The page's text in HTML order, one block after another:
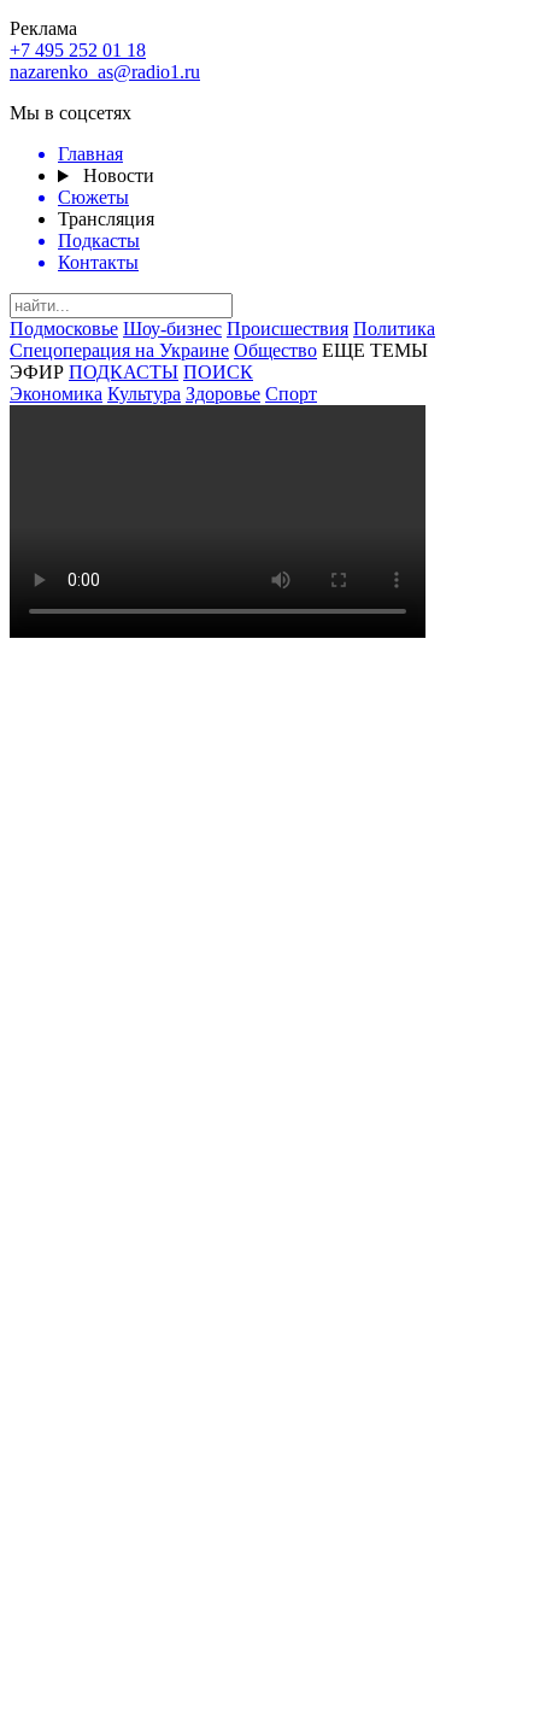
Реклама
+7 495 252 01 18
nazarenko_as@radio1.ru
Мы в соцсетях
Главная
Новости
Сюжеты
Трансляция
Подкасты
Контакты
Подмосковье Шоу-бизнес Происшествия Политика
Спецоперация на Украине Общество ЕЩЕ ТЕМЫ
ЭФИР ПОДКАСТЫ ПОИСК
Экономика Культура Здоровье Спорт